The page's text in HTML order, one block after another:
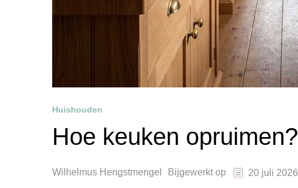
Huishouden
Hoe keuken opruimen?
Wilhelmus Hengstmengel Bijgewerkt op 20 juli 2026